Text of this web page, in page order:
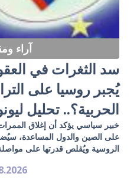
آراء
سد الثغرات في
يُجبر روسيا على
الحربية؟.. تحليل
خبير سياسي يؤكد أن إغلاق
على الصين والدول المساعدة،
الروسية ويُقلص قدرتها على